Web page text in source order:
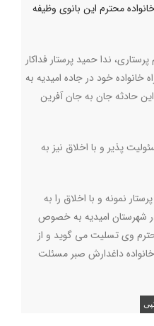
محترم این بانوی وظیفه
ندا حمید پرستار فداکار
خانواده خود در جاده امیدیه به
حادثه جان به جان آفرین
پذیر و با اخلاق نیز به
نمونه و با اخلاق را به
شهرستان امیدیه به خصوص
وی تسلیت می گوید و از
داغدارش صبر مسئلت